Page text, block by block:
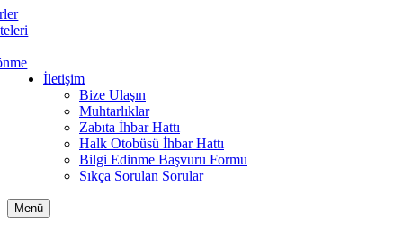
İletişim
Bize Ulaşın
Muhtarlıklar
Zabıta İhbar Hattı
Halk Otobüsü İhbar Hattı
Bilgi Edinme Başvuru Formu
Sıkça Sorulan Sorular
Menü